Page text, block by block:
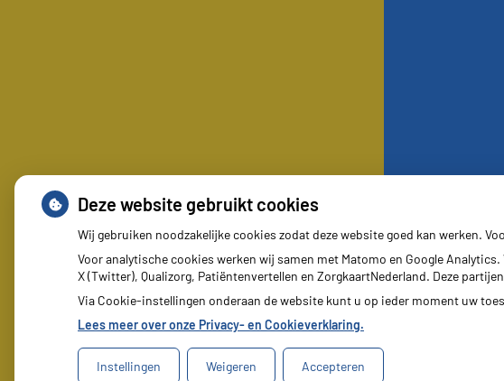
Uw Zorg Online|Beheer
Deze website gebruikt cookies
Wij gebruiken noodzakelijke cookies zodat deze website goed kan werken.
Voor analytische cookies werken wij samen met Matomo en Google
X (Twitter), Qualizorg, Patiëntenvertellen en ZorgkaartNederland. Deze
Via Cookie-instellingen onderaan de website kunt u op ieder moment uw
Lees meer over onze Privacy- en Cookieverklaring.
Instellingen Weigeren Accepteren